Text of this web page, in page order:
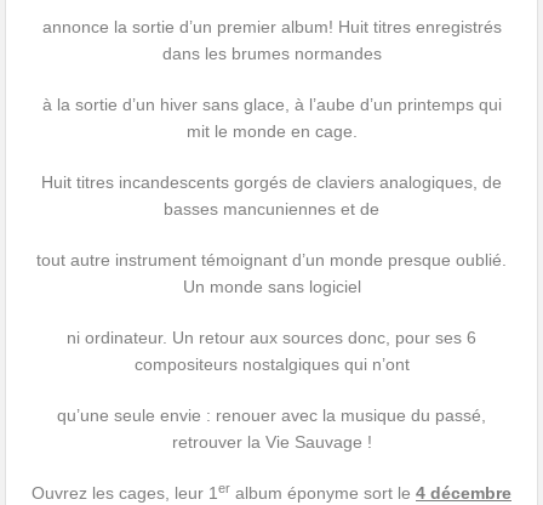
annonce la sortie d’un premier album! Huit titres enregistrés
dans les brumes normandes
à la sortie d’un hiver sans glace, à l’aube d’un printemps qui
mit le monde en cage.
Huit titres incandescents gorgés de claviers analogiques, de
basses mancuniennes et de
tout autre instrument témoignant d’un monde presque oublié.
Un monde sans logiciel
ni ordinateur. Un retour aux sources donc, pour ses 6
compositeurs nostalgiques qui n’ont
qu’une seule envie : renouer avec la musique du passé,
retrouver la Vie Sauvage !
Ouvrez les cages, leur 1 er album éponyme sort le 4 décembre